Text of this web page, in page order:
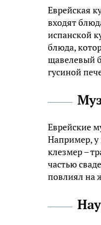
Еврейская
входят
испанской
блюда,
щавелевый
гусиной
Еврейские
Например, у
клезмер –
частью
повлиял на